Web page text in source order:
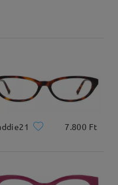
Arcszélesség:
7.800 Ft